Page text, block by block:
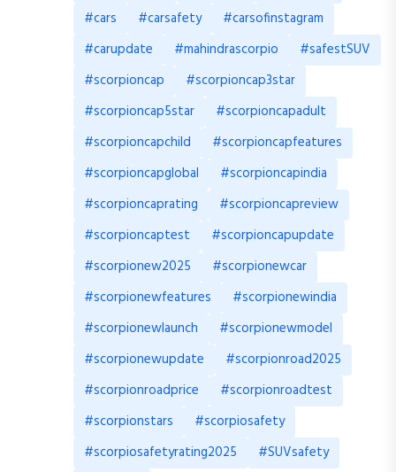
#cars
#carsafety
#carsofinstagram
#carupdate
#mahindrascorpio
#safestSUV
#scorpioncap
#scorpioncap3star
#scorpioncap5star
#scorpioncapadult
#scorpioncapchild
#scorpioncapfeatures
#scorpioncapglobal
#scorpioncapindia
#scorpioncaprating
#scorpioncapreview
#scorpioncaptest
#scorpioncapupdate
#scorpionew2025
#scorpionewcar
#scorpionewfeatures
#scorpionewindia
#scorpionewlaunch
#scorpionewmodel
#scorpionewupdate
#scorpionroad2025
#scorpionroadprice
#scorpionroadtest
#scorpionstars
#scorpiosafety
#scorpiosafetyrating2025
#SUVsafety